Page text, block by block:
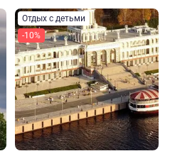
Отдых с детьми
-10%